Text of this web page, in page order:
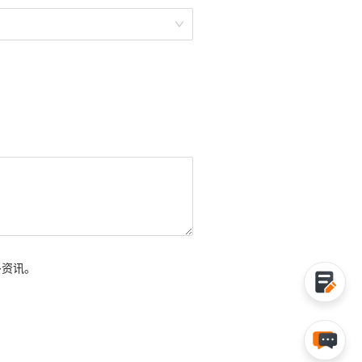
讯。
采购咨询
在线客服